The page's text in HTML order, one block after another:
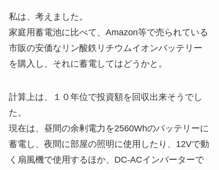
私は、考えました。
家庭用蓄電池に比べて、Amazon等で売られている
市販の安価なリン酸鉄リチウムイオンバッテリー
を購入し、それに蓄電してはどうかと。
計算上は、１０年位で投資額を回収出来そうでし
た。
現在は、昼間の余剰電力を2560Whのバッテリーに
蓄電し、夜間に部屋の照明に使用したり、12Vで動
く扇風機で使用するほか、DC-ACインバーターで